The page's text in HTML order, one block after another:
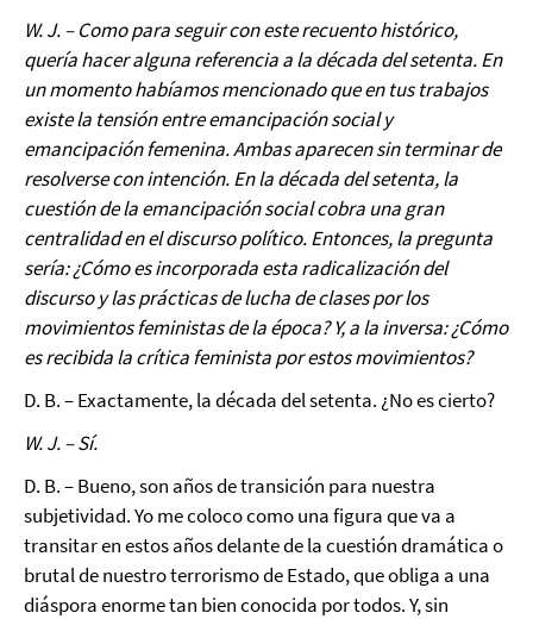
W. J. – Como para seguir con este recuento histórico,
quería hacer alguna referencia a la década del setenta. En
un momento habíamos mencionado que en tus trabajos
existe la tensión entre emancipación social y
emancipación femenina. Ambas aparecen sin terminar de
resolverse con intención. En la década del setenta, la
cuestión de la emancipación social cobra una gran
centralidad en el discurso político. Entonces, la pregunta
sería: ¿Cómo es incorporada esta radicalización del
discurso y las prácticas de lucha de clases por los
movimientos feministas de la época? Y, a la inversa: ¿Cómo
es recibida la crítica feminista por estos movimientos?
D. B. – Exactamente, la década del setenta. ¿No es cierto?
W. J. – Sí.
D. B. – Bueno, son años de transición para nuestra
subjetividad. Yo me coloco como una figura que va a
transitar en estos años delante de la cuestión dramática o
brutal de nuestro terrorismo de Estado, que obliga a una
diáspora enorme tan bien conocida por todos. Y, sin